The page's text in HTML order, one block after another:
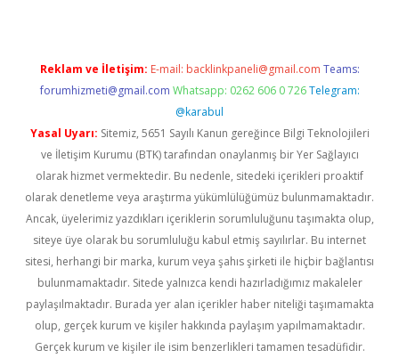
Reklam ve İletişim: E-mail: backlinkpaneli@gmail.com Teams:
forumhizmeti@gmail.com Whatsapp: 0262 606 0 726 Telegram:
@karabul
Yasal Uyarı: Sitemiz, 5651 Sayılı Kanun gereğince Bilgi Teknolojileri
ve İletişim Kurumu (BTK) tarafından onaylanmış bir Yer Sağlayıcı
olarak hizmet vermektedir. Bu nedenle, sitedeki içerikleri proaktif
olarak denetleme veya araştırma yükümlülüğümüz bulunmamaktadır.
Ancak, üyelerimiz yazdıkları içeriklerin sorumluluğunu taşımakta olup,
siteye üye olarak bu sorumluluğu kabul etmiş sayılırlar. Bu internet
sitesi, herhangi bir marka, kurum veya şahıs şirketi ile hiçbir bağlantısı
bulunmamaktadır. Sitede yalnızca kendi hazırladığımız makaleler
paylaşılmaktadır. Burada yer alan içerikler haber niteliği taşımamakta
olup, gerçek kurum ve kişiler hakkında paylaşım yapılmamaktadır.
Gerçek kurum ve kişiler ile isim benzerlikleri tamamen tesadüfidir.